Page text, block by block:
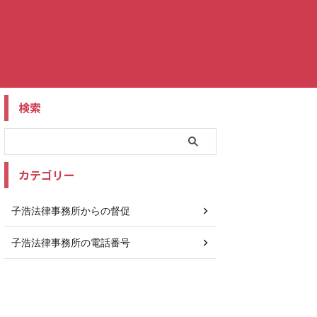
検索
カテゴリー
子浩法律事務所からの督促
子浩法律事務所の電話番号